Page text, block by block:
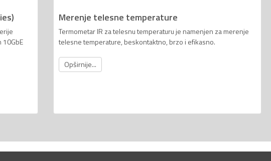
10GbE
Merenje telesne temperature
Termometar IR za telesnu temperaturu je namenjen za merenje
telesne temperature, beskontaktno, brzo i efikasno.
Opširnije...